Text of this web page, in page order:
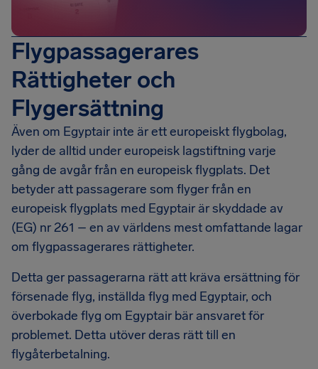
Flygpassagerares
Rättigheter och
Flygersättning
Även om Egyptair inte är ett europeiskt flygbolag,
lyder de alltid under europeisk lagstiftning varje
gång de avgår från en europeisk flygplats. Det
betyder att passagerare som flyger från en
europeisk flygplats med Egyptair är skyddade av
(EG) nr 261 – en av världens mest omfattande lagar
om flygpassagerares rättigheter.
Detta ger passagerarna rätt att kräva ersättning för
försenade flyg, inställda flyg med Egyptair, och
överbokade flyg om Egyptair bär ansvaret för
problemet. Detta utöver deras rätt till en
flygåterbetalning.